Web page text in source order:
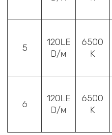
5
120LE
D/м
6500
K
6
120LE
D/м
6500
K